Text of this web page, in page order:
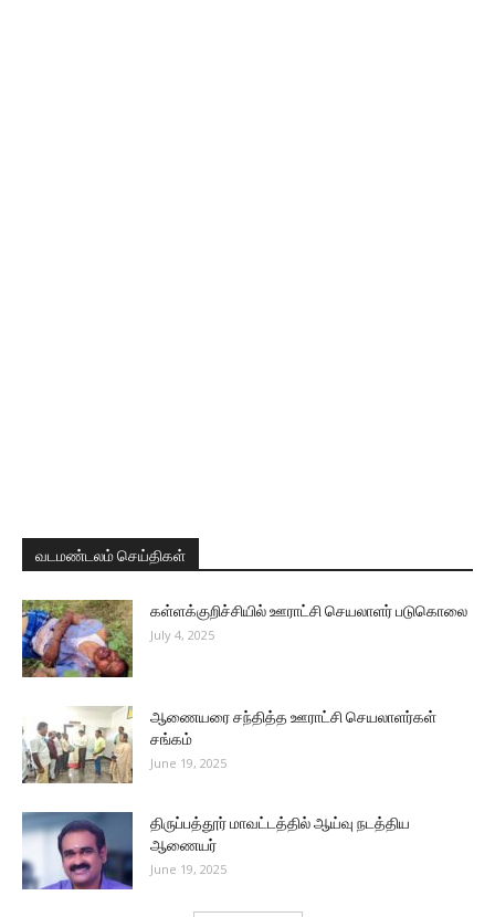
வடமண்டலம் செய்திகள்
கள்ளக்குறிச்சியில் ஊராட்சி செயலாளர் படுகொலை
July 4, 2025
ஆணையரை சந்தித்த ஊராட்சி செயலாளர்கள்
சங்கம்
June 19, 2025
திருப்பத்தூர் மாவட்டத்தில் ஆய்வு நடத்திய
ஆணையர்
June 19, 2025